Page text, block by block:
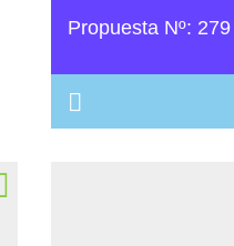
Propuesta Nº: 279